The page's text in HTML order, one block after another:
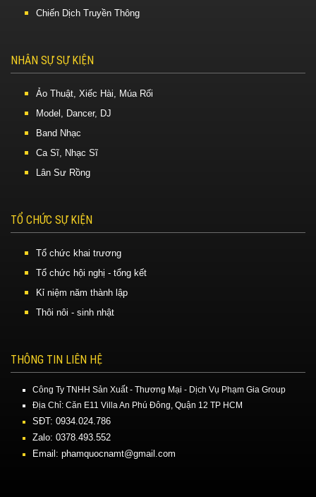
Chiến Dịch Truyền Thông
NHÂN SỰ SỰ KIỆN
Ảo Thuật, Xiếc Hài, Múa Rối
Model, Dancer, DJ
Band Nhạc
Ca Sĩ, Nhạc Sĩ
Lân Sư Rồng
TỔ CHỨC SỰ KIỆN
Tổ chức khai trương
Tổ chức hội nghị - tổng kết
Kỉ niệm năm thành lập
Thôi nôi - sinh nhật
THÔNG TIN LIÊN HỆ
Công Ty TNHH Sản Xuất - Thương Mại - Dịch Vụ Phạm Gia Group
Địa Chỉ: Căn E11 Villa An Phú Đông, Quận 12 TP HCM
SĐT: 0934.024.786
Zalo: 0378.493.552
Email: phamquocnamt@gmail.com